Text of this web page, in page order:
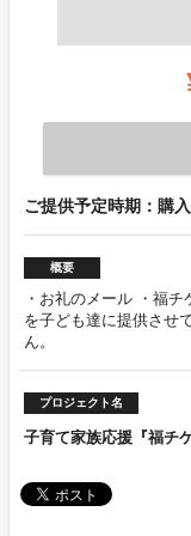
ご提供予定時期：購
概要
・お礼のメール ・福
を子ども達に提供させ
ん。
プロジェクト名
子育て家族応援『福チ